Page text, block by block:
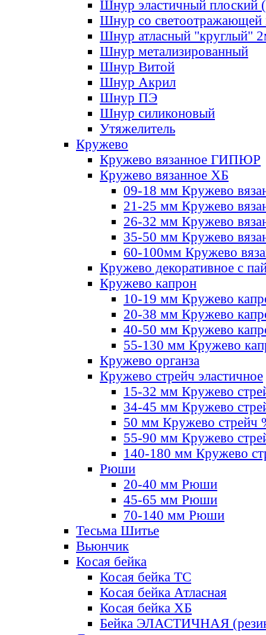
Шнур эластичный плоский
Шнур со светоотражающей
Шнур атласный "круглый"
Шнур метализированный
Шнур Витой
Шнур Акрил
Шнур ПЭ
Шнур силиконовый
Утяжелитель
Кружево
Кружево вязанное ГИПЮР
Кружево вязанное ХБ
09-18 мм Кружево
21-25 мм Кружево
26-32 мм Кружево
35-50 мм Кружево
60-100мм Кружево
Кружево декоративное с
Кружево капрон
10-19 мм Кружево
20-38 мм Кружево
40-50 мм Кружево
55-130 мм Кружево
Кружево органза
Кружево стрейч эластичное
15-32 мм Кружево
34-45 мм Кружево
50 мм Кружево стрейч
55-90 мм Кружево
140-180 мм Кружево
Рюши
20-40 мм Рюши
45-65 мм Рюши
70-140 мм Рюши
Тесьма Шитье
Вьюнчик
Косая бейка
Косая бейка ТС
Косая бейка Атласная
Косая бейка ХБ
Бейка ЭЛАСТИЧНАЯ